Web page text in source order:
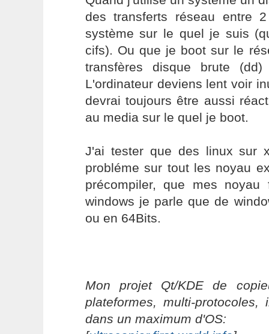
des transferts réseau entre
système sur le quel je suis
cifs). Ou que je boot sur le
transfères disque brute
L'ordinateur deviens lent voir
devrai toujours être aussi
au media sur le quel je boot.
J'ai tester que des linux sur
probléme sur tout les noyau
précompiler, que mes
windows je parle que de
ou en 64Bits.
Mon projet Qt/KDE de
plateformes, multi-protocoles,
dans un maximum d'OS: